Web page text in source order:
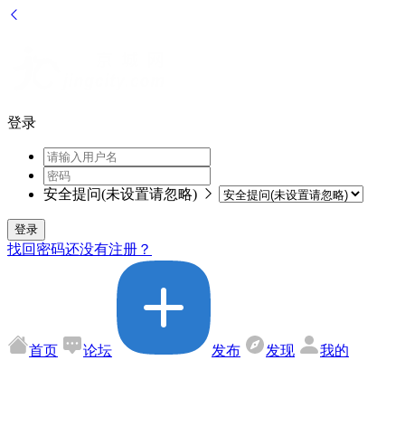
登录
安全提问(未设置请忽略)
登录
找回密码还没有注册？
首页 论坛 发布 发现 我的